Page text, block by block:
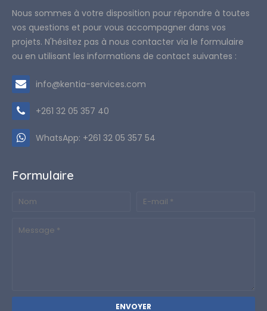
Nous sommes à votre disposition pour répondre à toutes
vos questions et pour vous accompagner dans vos
projets. N'hésitez pas à nous contacter via le formulaire
ou en utilisant les informations de contact suivantes :
info@kentia-services.com
+261 32 05 357 40
WhatsApp: +261 32 05 357 54
Formulaire